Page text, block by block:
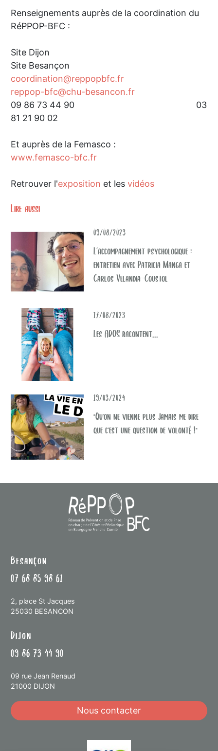
Renseignements auprès de la coordination du
RéPPOP-BFC :
Site Dijon
Site Besançon
coordination@reppopbfc.fr
reppop-bfc@chu-besancon.fr
09 86 73 44 90 03
81 21 90 02
Et auprès de la Femasco :
www.femasco-bfc.fr
Retrouver l'exposition et lesvidéos
Lire aussi
09/08/2023
L’accompagnement psychologique :
entretien avec Patricia Manga et
Carlos Velandia-Coustol
17/08/2023
Les ADOS racontent...
19/03/2024
"Qu'on ne vienne plus jamais me dire
que c'est une question de volonté !"
Besançon
07 68 85 98 61
2, place St Jacques
25030 BESANCON
Dijon
09 86 73 44 90
09 rue Jean Renaud
21000 DIJON
Nous contacter